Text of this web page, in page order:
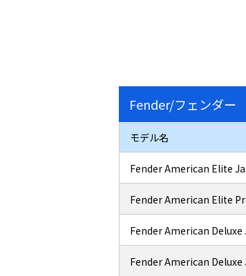
Fender/フェンダー
モデル名
Fender American Elite
Fender American Elite
Fender American Deluxe
Fender American Deluxe